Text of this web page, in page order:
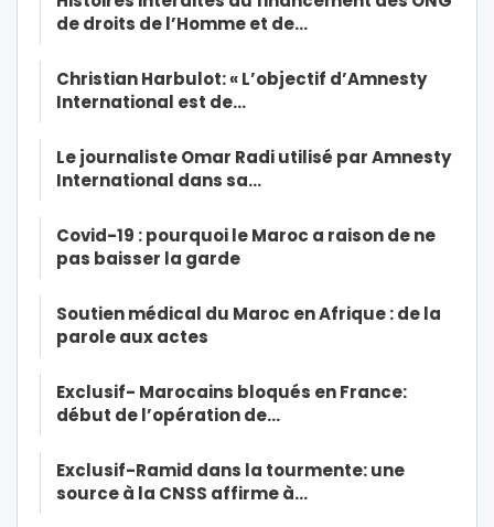
de droits de l’Homme et de…
Christian Harbulot: « L’objectif d’Amnesty
International est de…
Le journaliste Omar Radi utilisé par Amnesty
International dans sa…
Covid-19 : pourquoi le Maroc a raison de ne
pas baisser la garde
Soutien médical du Maroc en Afrique : de la
parole aux actes
Exclusif- Marocains bloqués en France:
début de l’opération de…
Exclusif-Ramid dans la tourmente: une
source à la CNSS affirme à…